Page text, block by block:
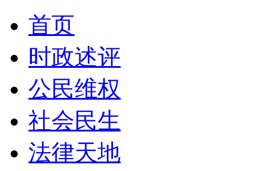
首页
时政述评
公民维权
社会民生
法律天地